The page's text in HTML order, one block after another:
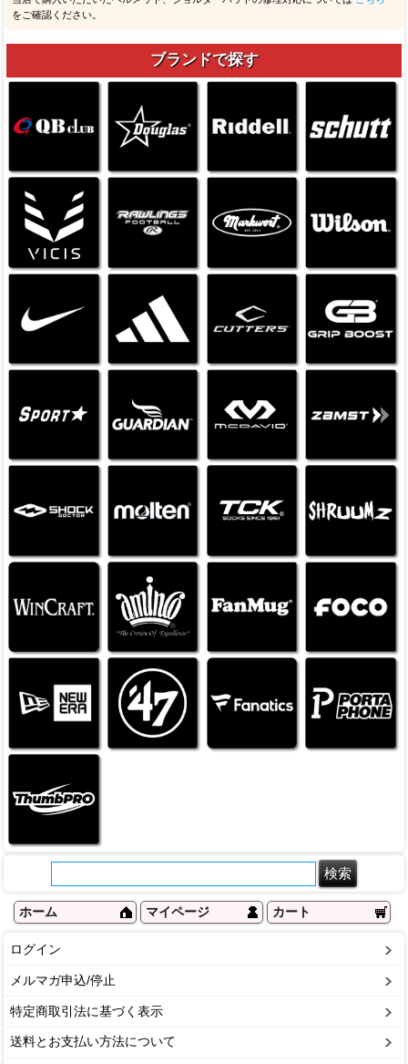
をご確認ください。
ブランドで探す
ホーム マイページ カート
ログイン
メルマガ申込/停止
特定商取引法に基づく表示
送料とお支払い方法について